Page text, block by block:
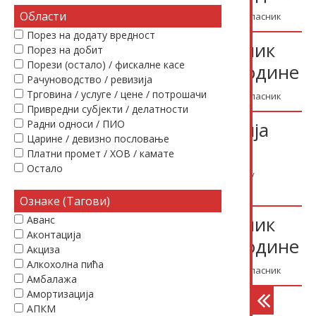
latinica
18.07.2026. Службени гласник
Објављен „Службени гласник
РС“ број 65 од 15.7.2026. године
16.07.2026. Прописи Остало Службени гласник
еОтпремнице – нова верзија
1.6.1
16.07.2026.
Привредни субјекти /
делатности
еОтпремнице
Објављен „Службени гласник
РС“ број 64 од 14.7.2026. године
14.07.2026. Прописи Службени гласник
Корисничко упутство за СЕФ
Области
Порез на додату вредност
Порез на добит
Порези (остало) / фискалне касе
Рачуноводство / ревизија
Трговина / услуге / цене / потрошачи
Привредни субјекти / делатности
Радни односи / ПИО
Царине / девизно пословање
Платни промет / ХОВ / камате
Остало
Ознаке (Тагови)
Аванс
Аконтација
Акциза
Алкохолна пића
Амбалажа
Амортизација
АПКМ